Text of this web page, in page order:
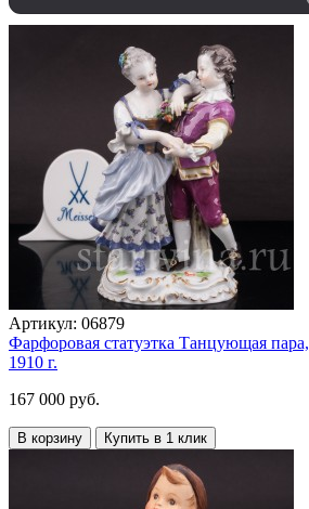
Артикул: 06879
Фарфоровая статуэтка Танцующая
1910 г.
167 000 руб.
В корзину Купить в 1 клик